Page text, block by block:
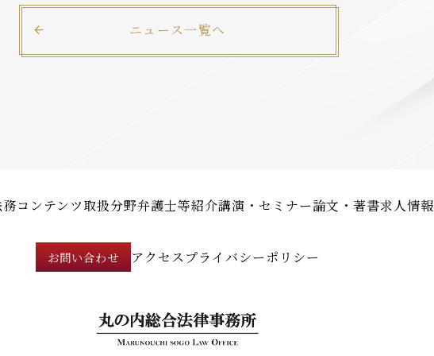
ニュース一覧へ
コンテンツ取扱分野弁護士等紹介講演・セミナー論文・著書求人情報
お問い合わせ アクセス プライバシーポリシー